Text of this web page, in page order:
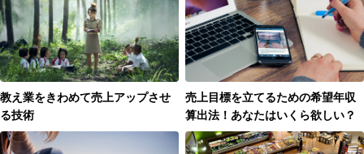
教え業をきわめて売上アップさせ
る技術
売上目標を立てるための希望年収
算出法！あなたはいくら欲しい？